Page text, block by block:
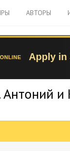
АВТОРЫ